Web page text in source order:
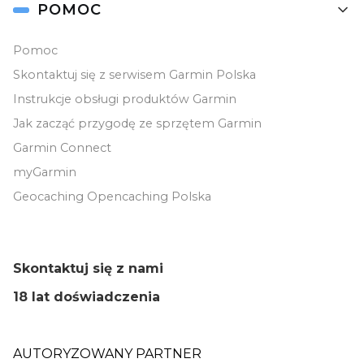
POMOC
Pomoc
Skontaktuj się z serwisem Garmin Polska
Instrukcje obsługi produktów Garmin
Jak zacząć przygodę ze sprzętem Garmin
Garmin Connect
myGarmin
Geocaching Opencaching Polska
Skontaktuj się z nami
18 lat doświadczenia
AUTORYZOWANY PARTNER